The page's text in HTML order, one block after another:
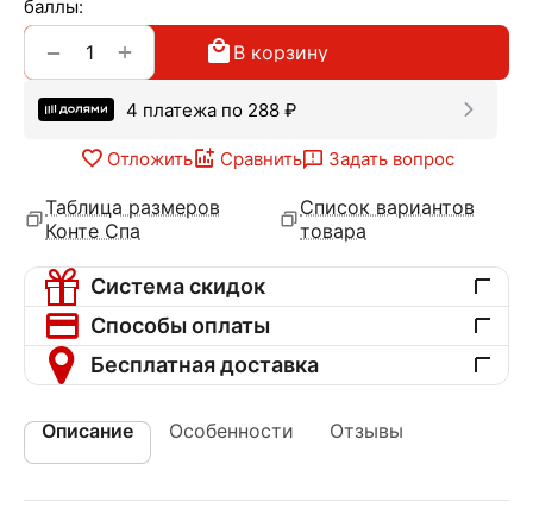
баллы:
+
− В корзину
4 платежа по 288 ₽
Отложить Сравнить Задать вопрос
Таблица размеров
Конте Спа
Список вариантов
товара
Система скидок
Способы оплаты
Бесплатная доставка
Описание Особенности Отзывы